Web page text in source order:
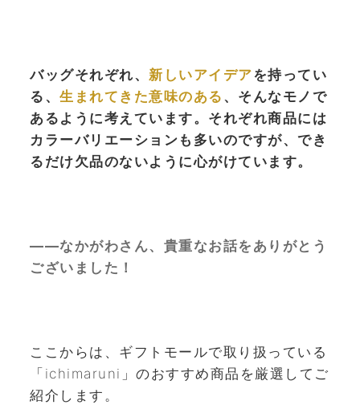
バッグそれぞれ、 新しいアイデアを持ってい
る、 生まれてきた意味のある 、そんなモノで
あるように考えています。それぞれ商品には
カラーバリエーションも多いのですが、でき
るだけ欠品のないように心がけています。
——なかがわさん、貴重なお話をありがとう
ございました！
ここからは、ギフトモールで取り扱っている
「ichimaruni」のおすすめ商品を厳選してご
紹介します。